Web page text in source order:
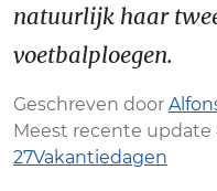
natuurlijk haar
voetbalploegen.
Geschreven door
Meest recente update
27Vakantiedagen